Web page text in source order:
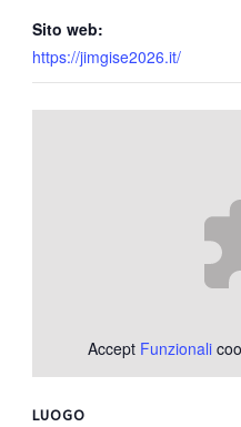
Sito web:
https://jimgise2026.it/
LUOGO
Accept Funzionali